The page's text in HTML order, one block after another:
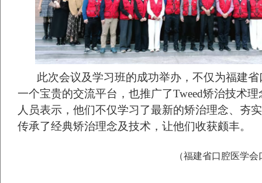
此次会议及学习班的成功举办，不仅为福建
一个宝贵的交流平台，也推广了Tweed矫治技术
人员表示，他们不仅学习了最新的矫治理念、夯
传承了经典矫治理念及技术，让他们收获颇丰。
（福建省口腔医学